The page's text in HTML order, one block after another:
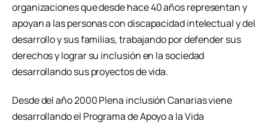
organizaciones que desde hace 40 años representan y
apoyan a las personas con discapacidad intelectual y del
desarrollo y sus familias, trabajando por defender sus
derechos y lograr su inclusión en la sociedad
desarrollando sus proyectos de vida.
Desde del año 2000 Plena inclusión Canarias viene
desarrollando el Programa de Apoyo a la Vida